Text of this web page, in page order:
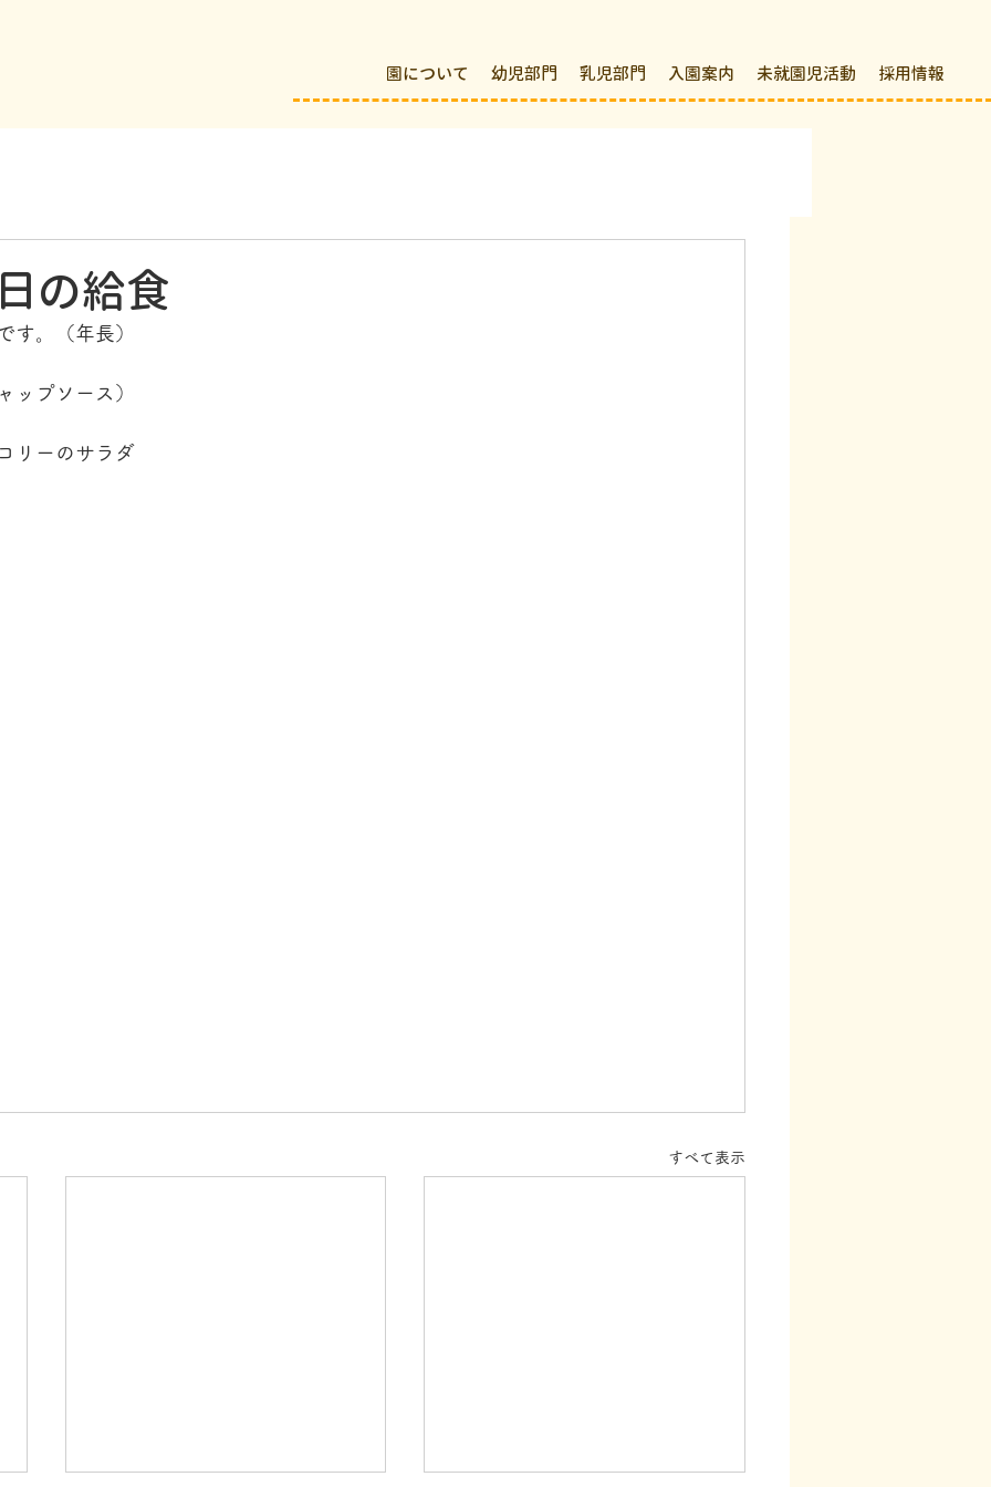
園について 幼児部門 乳児部門 入園案内 未就園児活動 採用情報
の給食
す。（年長）
ップソース）
リーのサラダ
すべて表示